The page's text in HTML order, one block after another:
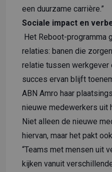
een duurzame carrière.”
Sociale impact en
Het Reboot-programma
relaties: banen die
relatie tussen werkgever
succes ervan blijft
ABN Amro haar
nieuwe medewerkers uit
Niet alleen de nieuwe
hiervan, maar het pakt
“Teams met mensen uit
kijken vanuit